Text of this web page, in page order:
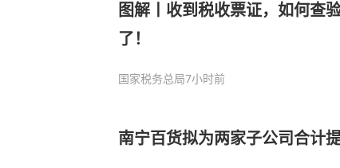
图解丨收到税收票证，如何查
了！
国家税务总局7小时前
南宁百货拟为两家子公司合计